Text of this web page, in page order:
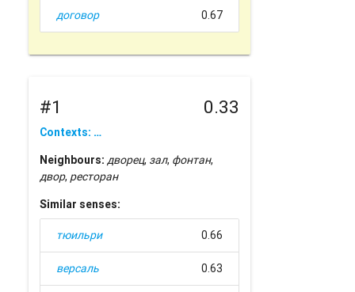
договор 0.67
#1 0.33
Contexts: …
Neighbours: дворец, зал, фонтан,
двор, ресторан
Similar senses:
тюильри 0.66
версаль 0.63